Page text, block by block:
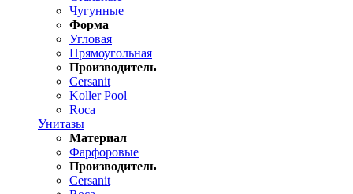
Чугунные
Форма
Угловая
Прямоугольная
Производитель
Cersanit
Koller Pool
Roca
Унитазы
Материал
Фарфоровые
Производитель
Cersanit